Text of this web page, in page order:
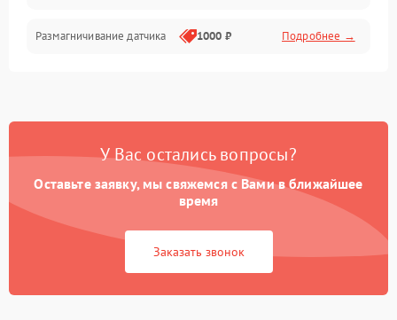
Размагничивание датчика 1000 ₽ Подробнее →
цветов дисплея
Подробнее →
коркое время
1000 ₽ Подробнее →
1500 ₽ Подробнее →
У Вас остались вопросы?
Оставьте заявку, мы свяжемся с Вами в ближайшее
время
Заказать звонок